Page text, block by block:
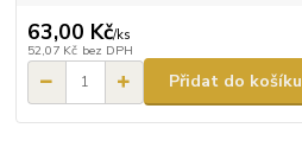
63,00 Kč/ks
52,07 Kč bez DPH
Přidat do košíku